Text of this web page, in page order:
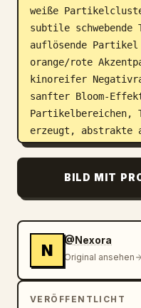
weiße
subtile schwebende
auflösende Partikel
orange/rote
kinoreifer
sanfter Bloom-
Partikelbereichen,
erzeugt, abstrakte
Silhouette, keine
orangen
futuristische
leichter Voxel-/
hoher Kontrast,
experimentelle
Ästhetik.
Monospace-
BILD MIT
N
@Nexora
Original ansehen
VERÖFFENTLICHT